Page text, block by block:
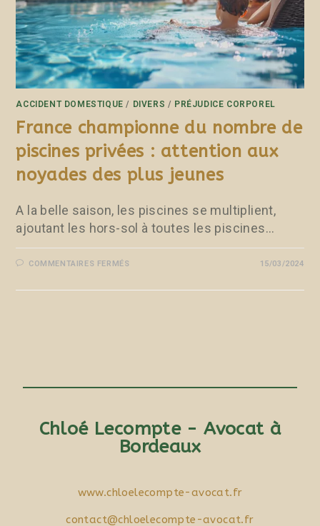
ACCIDENT DOMESTIQUE / DIVERS / PRÉJUDICE CORPOREL
France championne du nombre de
piscines privées : attention aux
noyades des plus jeunes
A la belle saison, les piscines se multiplient,
ajoutant les hors-sol à toutes les piscines…
COMMENTAIRES FERMÉS 15/03/2024
Chloé Lecompte - Avocat à
Bordeaux
www.chloelecompte-avocat.fr
contact@chloelecompte-avocat.fr